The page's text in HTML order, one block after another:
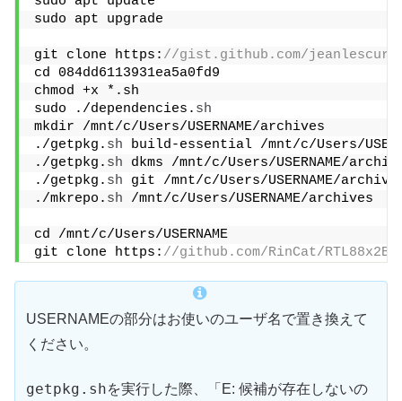
sudo apt upgrade
git clone https: //gist.github.com/jeanlescure/
cd 084dd6113931ea5a0fd9
chmod +x *.sh
sudo ./dependencies. sh
mkdir /mnt/c/Users/USERNAME/archives
./getpkg. sh build-essential /mnt/c/Users/
./getpkg. sh dkms /mnt/c/Users/USERNAME/
./getpkg. sh git /mnt/c/Users/USERNAME/
./mkrepo. sh /mnt/c/Users/USERNAME/archives
cd /mnt/c/Users/USERNAME
git clone https: //github.com/RinCat/
USERNAMEの部分はお使いのユーザ名で置き換えて
ください。
getpkg.shを実行した際、「E: 候補が存在しないの